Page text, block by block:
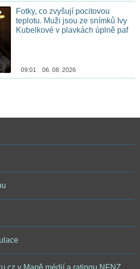
Fotky, co zvyšují pocitovou
teplotu. Muži jsou ze snímků Ivy
Kubelkové v plavkách úplně paf
09:01 06. 08. 2026
v Mapě médií a ratingu NFNZ